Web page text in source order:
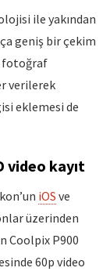
ile yakından
geniş bir çekim
fotoğraf
verilerek
eklemesi de
video kayıt
iOS ve
üzerinden
Coolpix P900
60p video